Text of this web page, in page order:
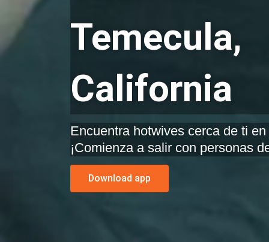
Temecula,
California
Encuentra hotwives cerca de ti
¡Comienza a salir con personas
Download app